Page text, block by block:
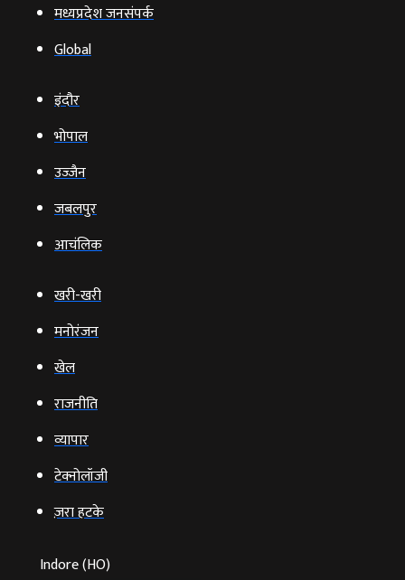
मध्यप्रदेश जनसंपर्क
Global
इंदौर
भोपाल
उज्‍जैन
जबलपुर
आचंलिक
खरी-खरी
मनोरंजन
खेल
राजनीति
व्‍यापार
टेक्‍नोलॉजी
ज़रा हटके
Indore (HO)